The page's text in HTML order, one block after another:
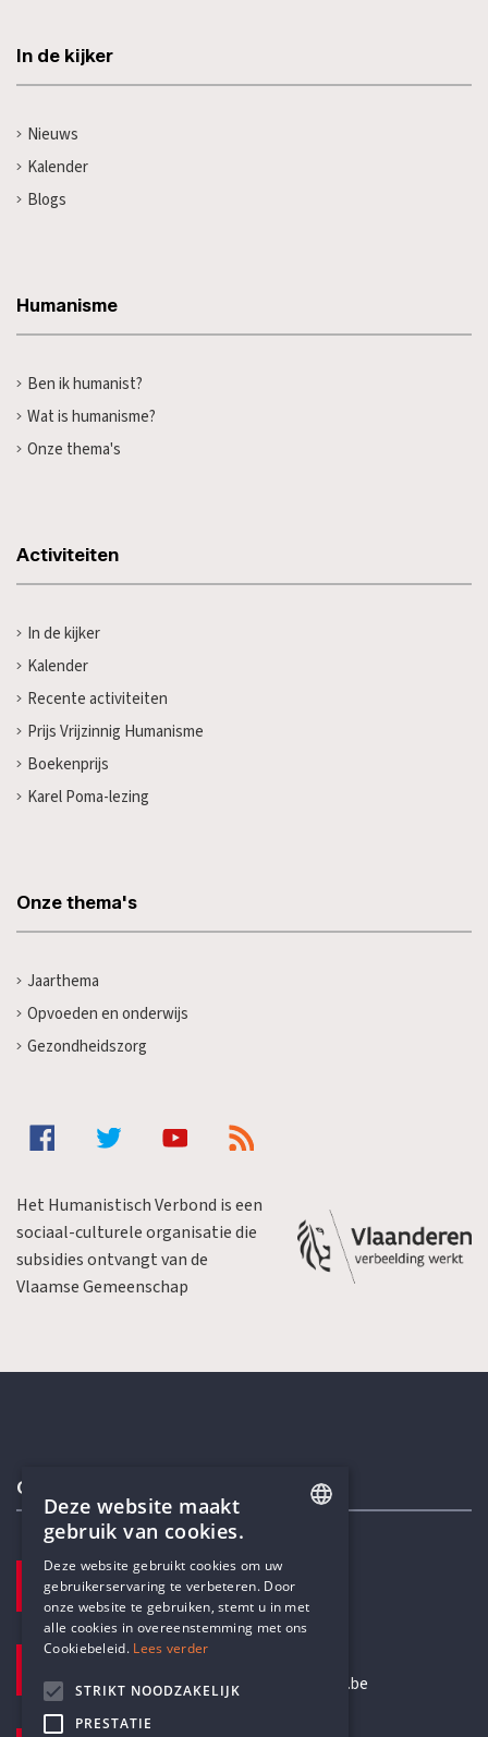
In de kijker
Nieuws
Kalender
Blogs
Humanisme
Ben ik humanist?
Wat is humanisme?
Onze thema's
Activiteiten
In de kijker
Kalender
Recente activiteiten
Prijs Vrijzinnig Humanisme
Boekenprijs
Karel Poma-lezing
Onze thema's
Jaarthema
Opvoeden en onderwijs
Gezondheidszorg
Het Humanistisch Verbond is een
sociaal-culturele organisatie die
subsidies ontvangt van de
Vlaamse Gemeenschap
Contactgegevens
TELEFOON
+32 3 233 70 32
E-MAILADRES
secretariaat@humanistischverbond.be
DUTCH
Deze website maakt
gebruik van cookies.
Deze website gebruikt cookies om uw
gebruikerservaring te verbeteren. Door
onze website te gebruiken, stemt u in met
alle cookies in overeenstemming met ons
Cookiebeleid. Lees verder
STRIKT NOODZAKELIJK
PRESTATIE